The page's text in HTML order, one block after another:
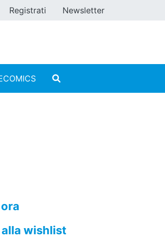
Registrati Newsletter
wishlist